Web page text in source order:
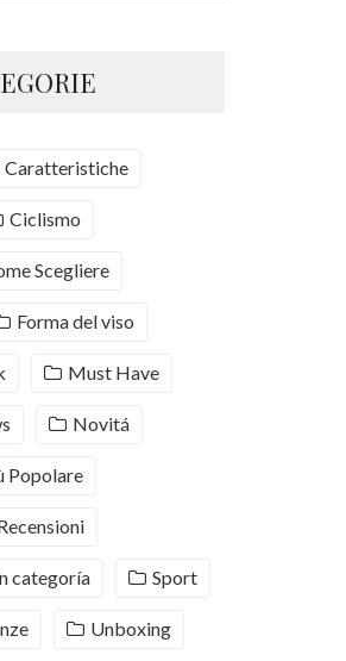
Caratteristiche
Ciclismo
Scegliere
Forma del viso
Must Have
Novitá
Popolare
categoría Sport
Unboxing